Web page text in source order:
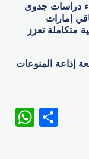
دراسات جدوى
إمارات
متكاملة تعزز
إذاعة المنوعات